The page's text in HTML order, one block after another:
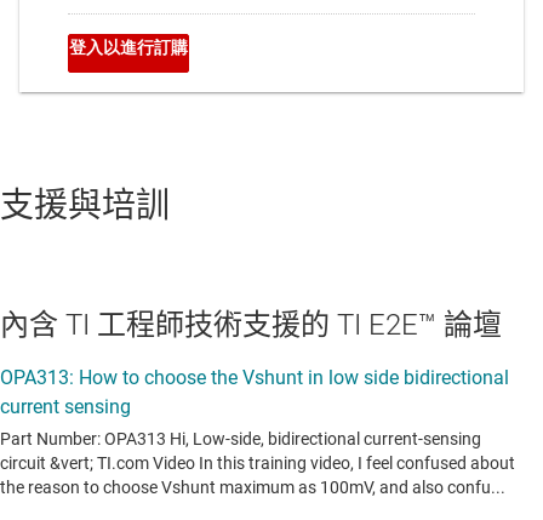
支援與培訓
內含 TI 工程師技術支援的 TI E2E™ 論壇